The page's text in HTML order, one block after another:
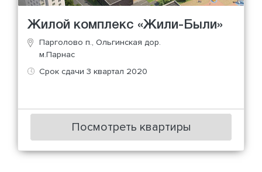
Жилой комплекс «Жили-Были»
Парголово п., Ольгинская дор.
м.Парнас
Срок сдачи 3 квартал 2020
Посмотреть квартиры